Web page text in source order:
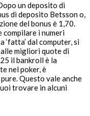
un deposito di
di deposito Betsson o,
del bonus è 1,70.
i numeri
dal computer, si
migliori quote di
il bankroll è la
nel poker, è
Questo vale anche
trovare in alcuni